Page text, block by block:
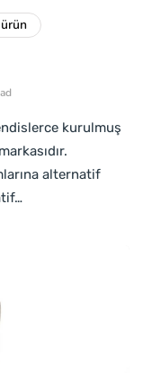
ürün
kurulmuş
alternatif